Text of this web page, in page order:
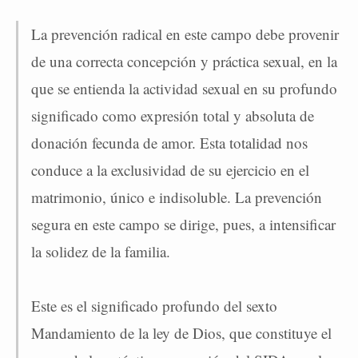
La prevención radical en este campo debe provenir
de una correcta concepción y práctica sexual, en la
que se entienda la actividad sexual en su profundo
significado como expresión total y absoluta de
donación fecunda de amor. Esta totalidad nos
conduce a la exclusividad de su ejercicio en el
matrimonio, único e indisoluble. La prevención
segura en este campo se dirige, pues, a intensificar
la solidez de la familia.
Este es el significado profundo del sexto
Mandamiento de la ley de Dios, que constituye el